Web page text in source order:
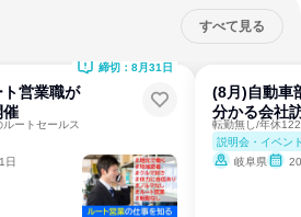
すべて見る
営業職が
催
ートセールス
1日
締切：8月31日
(8月)自動車
分かる会社
転勤無し/年休
説明会・イベン
岐阜県